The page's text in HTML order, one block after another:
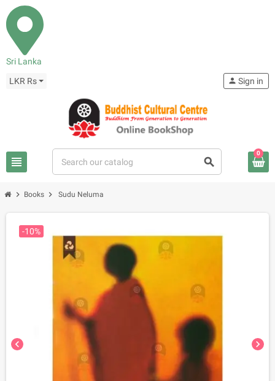
Sri Lanka
LKR Rs
view_headline search
person Sign in
0
chevron_right Books chevron_right Sudu Neluma
chevron_left chevron_right
-10%